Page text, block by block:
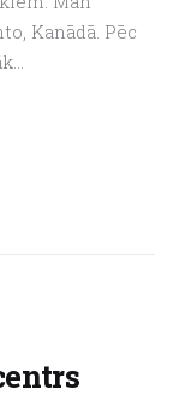
Kanādā. Pēc